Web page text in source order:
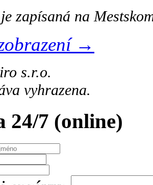
zapísaná na
→
s.r.o.
vyhrazena.
24/7 (online)